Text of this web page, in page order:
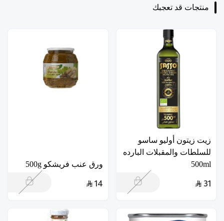
منتجات قد تعجبك
زيت زيتون أوليو ساسو
للسلطات والمقبلات البارده
500ml
31
ورق عنب فريشكو 500g
14